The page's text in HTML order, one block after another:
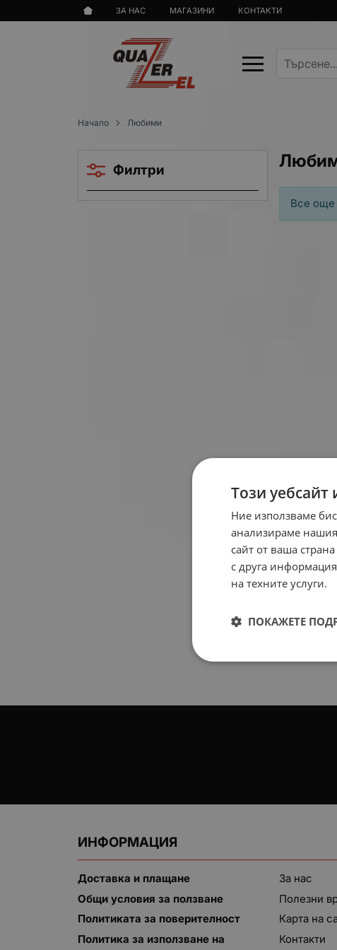
ЗА НАС МАГАЗИНИ КОНТАКТИ
Начало Любими
Все още
Филтри
ИНФОРМАЦИЯ
Доставка и плащане
Общи условия за ползване
Политиката за поверителност
Политика за използване на
За нас
Полезни
Карта на
Контакти
Този уебсайт
Ние използваме
анализираме
сайт от ваша
с друга
на техните услуги.
ПОКАЖЕТЕ